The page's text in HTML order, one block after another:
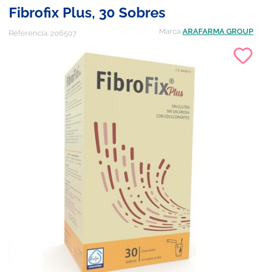
Fibrofix Plus, 30 Sobres
Referencia: 206507 Marca ARAFARMA GROUP